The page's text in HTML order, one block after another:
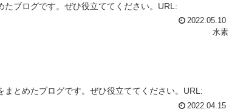
たブログです。ぜひ役立ててください。URL:
2022.05.10
水素
まとめたブログです。ぜひ役立ててください。URL:
2022.04.15